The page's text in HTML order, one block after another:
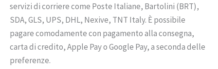
servizi di corriere come Poste Italiane, Bartolini (BRT),
SDA, GLS, UPS, DHL, Nexive, TNT Italy. È possibile
pagare comodamente con pagamento alla consegna,
carta di credito, Apple Pay o Google Pay, a seconda delle
preferenze.